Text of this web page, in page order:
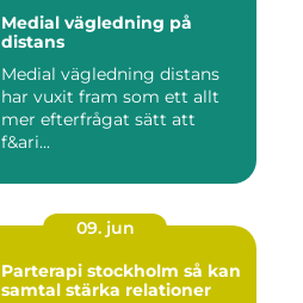
Medial vägledning på
distans
Medial vägledning distans
har vuxit fram som ett allt
mer efterfrågat sätt att
f&ari...
09. jun
Parterapi stockholm så kan
samtal stärka relationer